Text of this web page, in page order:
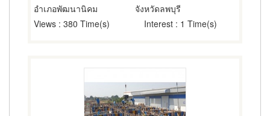
อำเภอพัฒนานิคม
จังหวัดลพบุรี
Views : 380 Time(s) Interest : 1 Time(s)